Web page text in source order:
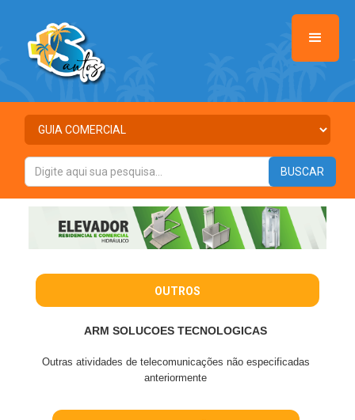
OUTROS
ARM SOLUCOES TECNOLOGICAS
Outras atividades de telecomunicações não especificadas
anteriormente